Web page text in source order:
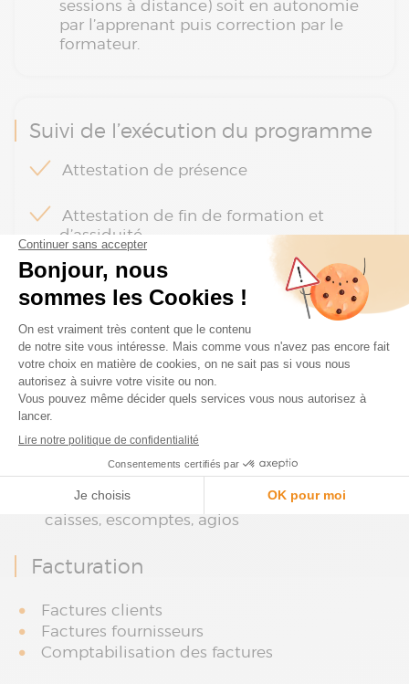
sessions à distance) soit en autonomie
par l’apprenant puis correction par le
formateur.
Suivi de l’exécution du programme
Attestation de présence
Attestation de fin de formation et
d’assiduité
Questionnaire d’appréciation sur la
formation en ligne
Plan de la formation
Paramétrages
Structures : type et pièces de règlement
Exploitation : devises, comptes en banque,
caisses, escomptes, agios
Facturation
Factures clients
Factures fournisseurs
Comptabilisation des factures